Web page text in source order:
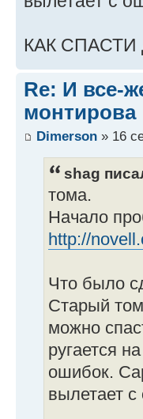
КАК
Re: И все-
монтирова
Dimerson » 16
shag
тома.
Начало
http://
Что было
Старый
можно
ругается
ошибок.
вылетает